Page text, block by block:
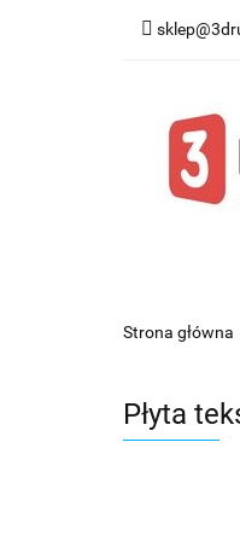
Strona główna
Płyta